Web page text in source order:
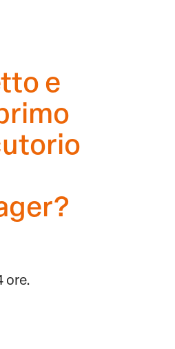
e
ore.